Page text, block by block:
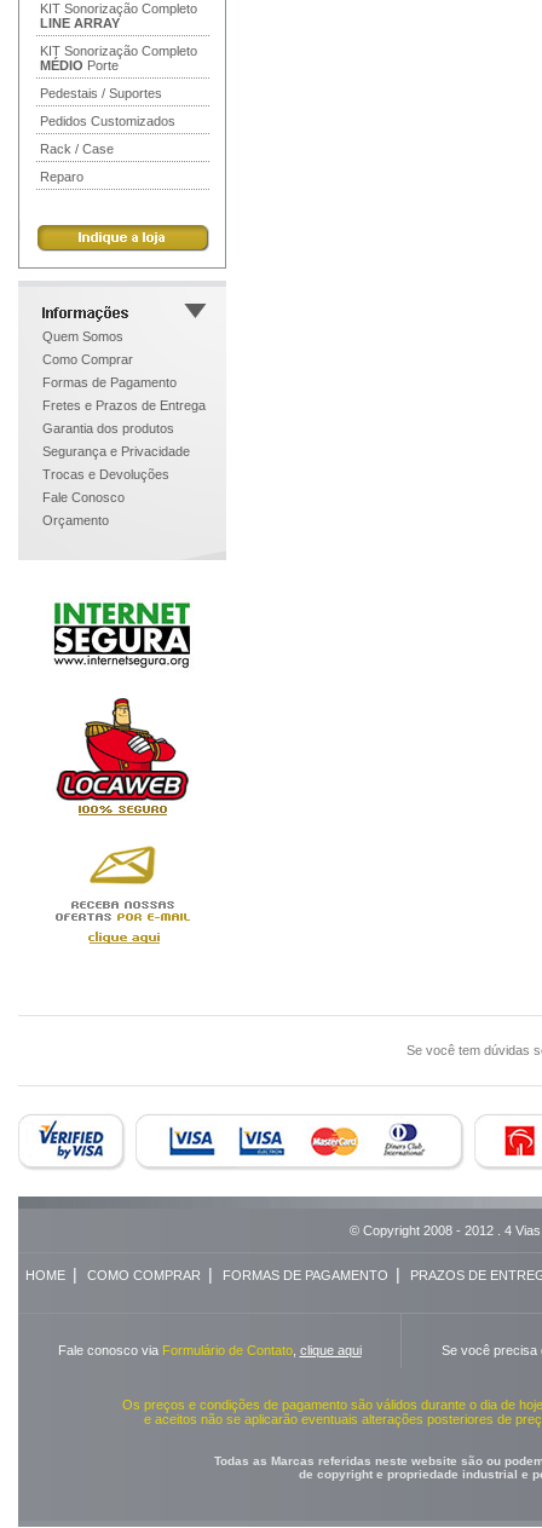
KIT Sonorização Completo
LINE ARRAY
KIT Sonorização Completo
MÉDIO Porte
Pedestais / Suportes
Pedidos Customizados
Rack / Case
Reparo
Quem Somos
Como Comprar
Formas de Pagamento
Fretes e Prazos de Entrega
Garantia dos produtos
Segurança e Privacidade
Trocas e Devoluções
Fale Conosco
Orçamento
Se você tem dúvidas
© Copyright 2008 - 2012 . 4
HOME| COMO COMPRAR | FORMAS DE PAGAMENTO | PRAZOS DE
Fale conosco via Formulário de Contato, clique aqui Se você precisa
Os preços e condições de pagamento são válidos durante o dia de
e aceitos não se aplicarão eventuais alterações posteriores de
Todas as Marcas referidas neste website são ou
de copyright e propriedade industrial e